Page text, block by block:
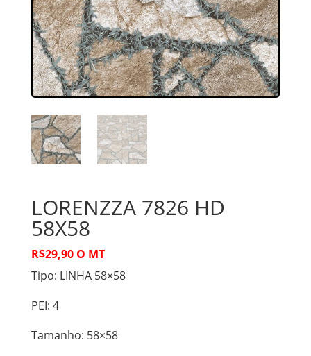
LORENZZA 7826 HD
58X58
R$29,90 O MT
Tipo: LINHA 58×58
PEI: 4
Tamanho: 58×58